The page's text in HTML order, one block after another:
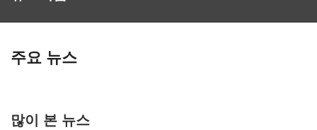
주요 뉴스
많이 본 뉴스